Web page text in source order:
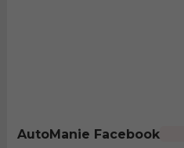
AutoManie Facebook